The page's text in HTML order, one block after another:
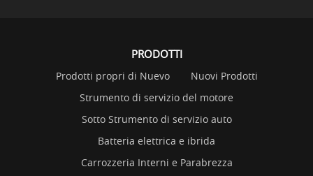
PRODOTTI
Prodotti propri di Nuevo
Nuovi Prodotti
Strumento di servizio del motore
Sotto Strumento di servizio auto
Batteria elettrica e ibrida
Carrozzeria Interni e Parabrezza